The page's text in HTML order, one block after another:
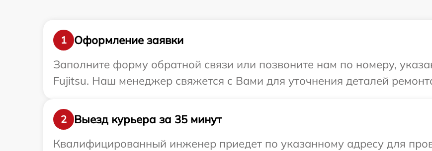
1
Оформление заявки
Заполните форму обратной связи или позвоните нам по номеру,
Fujitsu. Наш менеджер свяжется с Вами для уточнения деталей
2
Выезд курьера за 35 минут
Квалифицированный инженер приедет по указанному адресу для